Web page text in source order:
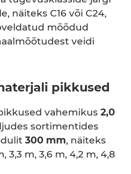
näiteks C16 või C24,
mõõdud
veidi
pikkused
vahemikus 2,0
sortimentides
300 mm, näiteks
3,3 m, 3,6 m, 4,2 m, 4,8